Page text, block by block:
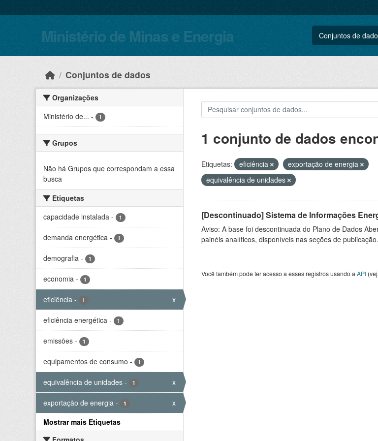
Ministério de Minas e Energia Conjuntos de
Conjuntos de dados
Organizações
Ministério de... - 1
Grupos
Não há Grupos que correspondam a essa
busca
Etiquetas
capacidade instalada - 1
demanda energética - 1
demografia - 1
economia - 1
eficiência - 1 x
eficiência energética - 1
emissões - 1
equipamentos de consumo - 1
equivalência de unidades - 1 x
exportação de energia - 1
x
Mostrar mais Etiquetas
1 conjunto de dados
Etiquetas: eficiência
exportação de energia
equivalência de unidades
[Descontinuado] Sistema de Informações
Aviso: A base foi descontinuada do Plano de Dados
painéis analíticos, disponíveis nas seções de
Você também pode ter acesso a esses registros usando a API